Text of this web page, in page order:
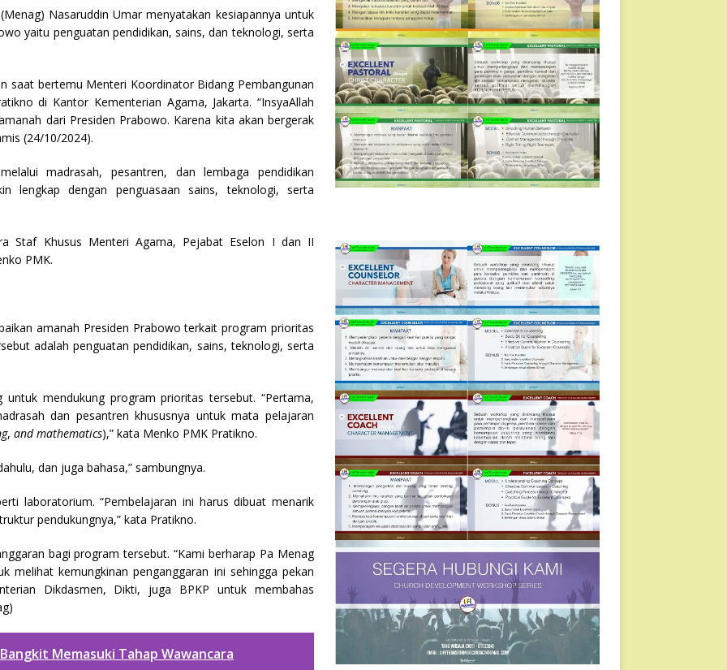
Nasaruddin Umar menyatakan kesiapannya untuk
yaitu penguatan pendidikan, sains, dan teknologi, serta
saat bertemu Menteri Koordinator Bidang Pembangunan
di Kantor Kementerian Agama, Jakarta. “InsyaAllah
dari Presiden Prabowo. Karena kita akan bergerak
(24/10/2024).
madrasah, pesantren, dan lembaga pendidikan
lengkap dengan penguasaan sains, teknologi, serta
Staf Khusus Menteri Agama, Pejabat Eselon I dan II
PMK.
amanah Presiden Prabowo terkait program prioritas
adalah penguatan pendidikan, sains, teknologi, serta
mendukung program prioritas tersebut. “Pertama,
dan pesantren khususnya untuk mata pelajaran
, and mathematics),” kata Menko PMK Pratikno.
dan juga bahasa,” sambungnya.
laboratorium. “Pembelajaran ini harus dibuat menarik
pendukungnya,” kata Pratikno.
bagi program tersebut. “Kami berharap Pa Menag
melihat kemungkinan penganggaran ini sehingga pekan
Dikdasmen, Dikti, juga BPKP untuk membahas
Memasuki Tahap Wawancara